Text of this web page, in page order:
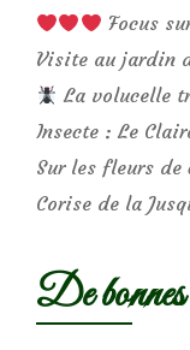
Focus
Visite au jardin
La volucelle
Insecte : Le
Sur les fleurs
Corise de la
De bonnes